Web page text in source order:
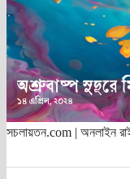
সচলায়তন.com | অনলাইন